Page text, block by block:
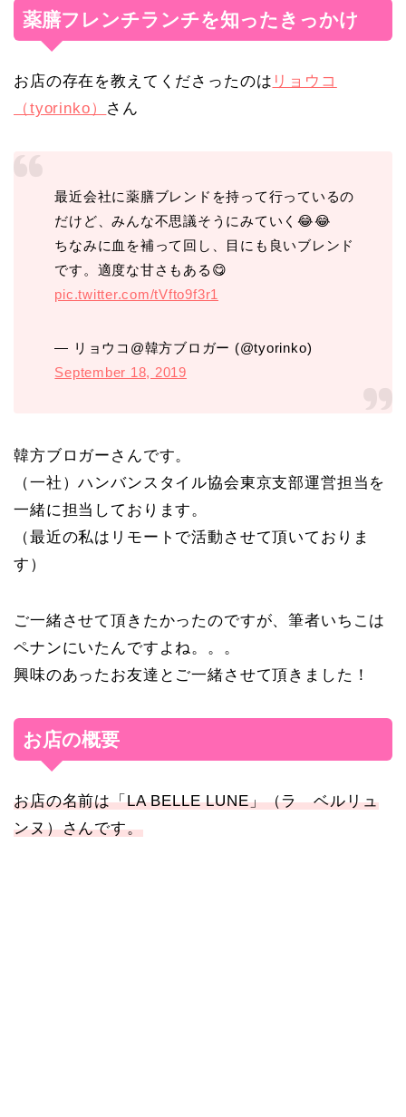
薬膳フレンチランチを知ったきっかけ
お店の存在を教えてくださったのは リョウコ
（tyorinko） さん
最近会社に薬膳ブレンドを持って行っているの
だけど、みんな不思議そうにみていく😂😂
ちなみに血を補って回し、目にも良いブレンド
です。適度な甘さもある😋
pic.twitter.com/tVfto9f3r1
— リョウコ@韓方ブロガー (@tyorinko)
September 18, 2019
韓方ブロガーさんです。
（一社）ハンバンスタイル協会東京支部運営担当を
一緒に担当しております。
（最近の私はリモートで活動させて頂いておりま
す）
ご一緒させて頂きたかったのですが、筆者いちこは
ペナンにいたんですよね。。。
興味のあったお友達とご一緒させて頂きました！
お店の概要
お店の名前は「LA BELLE LUNE」（ラ ベルリュ
ンヌ）さんです。